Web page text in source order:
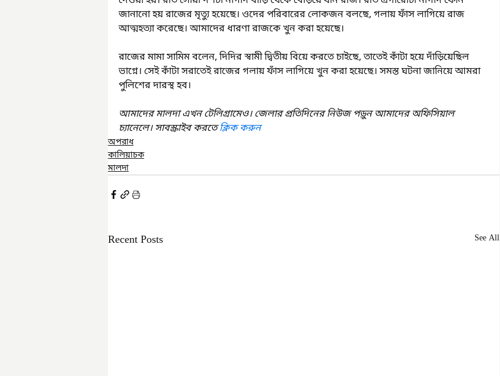
জানানো হয় রাজের মৃত্যু হয়েছে। ওদের পরিবারের লোকজন বলছে, গলায় ফাঁস লাগিয়ে রাজ
আত্মহত্যা করেছে। আমাদের ধারণা রাজকে খুন করা হয়েছে।
রাজের মামা সামিম বলেন, দিদির স্বামী দ্বিতীয় বিয়ে করতে চাইছে, তাতেই কাঁটা হয়ে দাঁড়িয়েছিল
ভাগ্নে। সেই কাঁটা সরাতেই রাজের গলায় ফাঁস লাগিয়ে খুন করা হয়েছে। সমস্ত ঘটনা জানিয়ে আমরা
পুলিশের দারস্থ হব।
আমাদের মালদা এখন টেলিগ্রামেও। জেলার প্রতিদিনের নিউজ পড়ুন আমাদের অফিসিয়াল
চ্যানেলে। সাবস্ক্রাইব করতে ক্লিক করুন
অপরাধ
কালিয়াচক
মালদা
Recent Posts See All